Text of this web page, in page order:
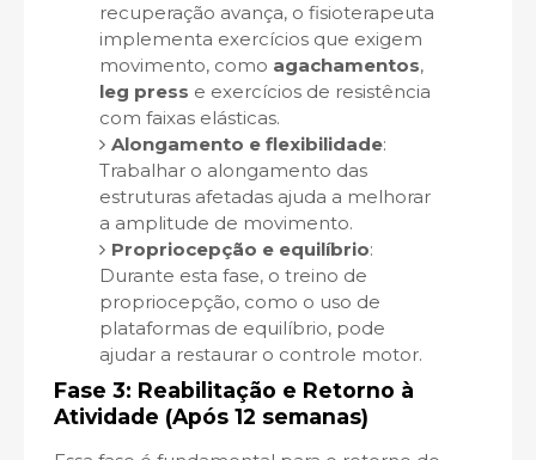
recuperação avança, o fisioterapeuta
implementa exercícios que exigem
movimento, como agachamentos,
leg press e exercícios de resistência
com faixas elásticas.
Alongamento e flexibilidade:
Trabalhar o alongamento das
estruturas afetadas ajuda a melhorar
a amplitude de movimento.
Propriocepção e equilíbrio:
Durante esta fase, o treino de
propriocepção, como o uso de
plataformas de equilíbrio, pode
ajudar a restaurar o controle motor.
Fase 3: Reabilitação e Retorno à
Atividade (Após 12 semanas)